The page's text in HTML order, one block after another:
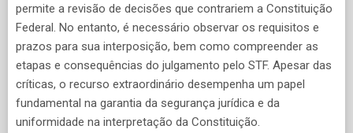
permite a revisão de decisões que contrariem a Constituição
Federal. No entanto, é necessário observar os requisitos e
prazos para sua interposição, bem como compreender as
etapas e consequências do julgamento pelo STF. Apesar das
críticas, o recurso extraordinário desempenha um papel
fundamental na garantia da segurança jurídica e da
uniformidade na interpretação da Constituição.